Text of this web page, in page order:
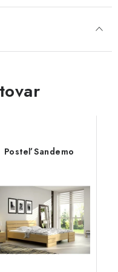
Posteľ Sandemo